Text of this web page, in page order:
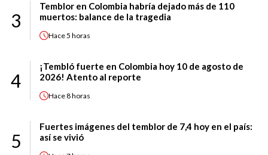
3
Temblor en Colombia habría dejado más de 110
muertos: balance de la tragedia
Hace5 horas
4
¡Tembló fuerte en Colombia hoy 10 de agosto de
2026! Atento al reporte
Hace8 horas
5
Fuertes imágenes del temblor de 7,4 hoy en el país:
así se vivió